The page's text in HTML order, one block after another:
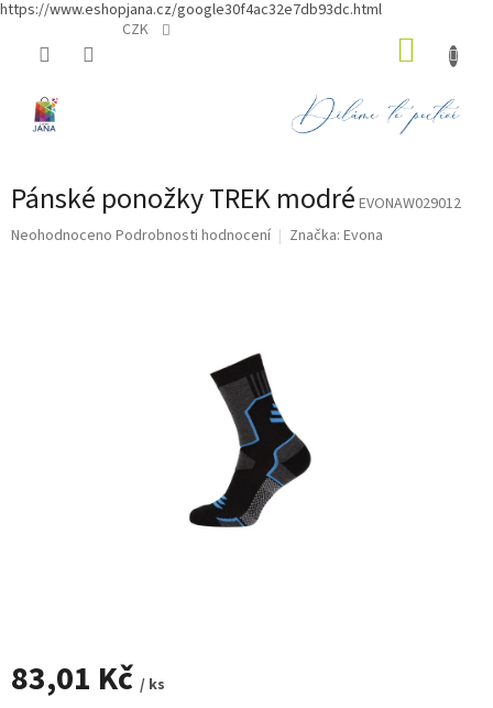
https://www.eshopjana.cz/google30f4ac32e7db93dc.html
CZK
Pánské ponožky TREK modré EVONAW029012
Průměrné
Neohodnoceno Podrobnosti hodnocení Značka: Evona
83,01 Kč / ks